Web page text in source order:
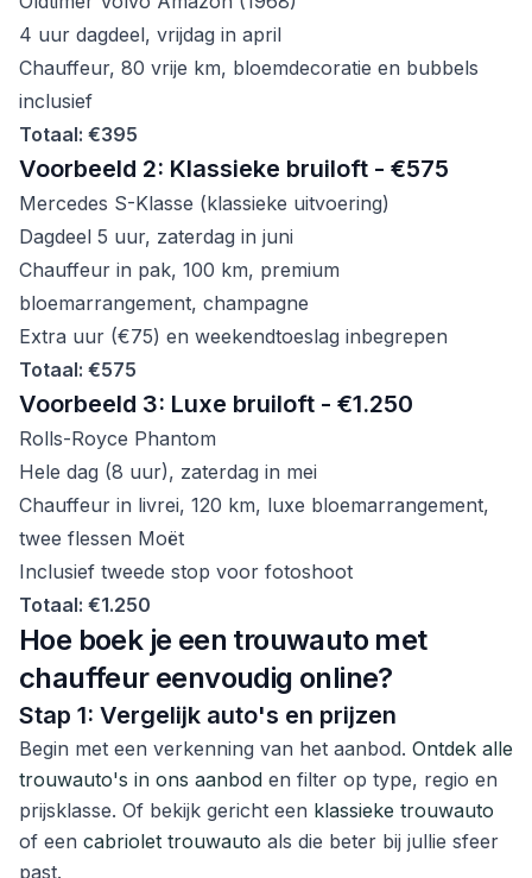
4 uur dagdeel, vrijdag in april
Chauffeur, 80 vrije km, bloemdecoratie en bubbels
inclusief
Totaal: €395
Voorbeeld 2: Klassieke bruiloft - €575
Mercedes S-Klasse (klassieke uitvoering)
Dagdeel 5 uur, zaterdag in juni
Chauffeur in pak, 100 km, premium
bloemarrangement, champagne
Extra uur (€75) en weekendtoeslag inbegrepen
Totaal: €575
Voorbeeld 3: Luxe bruiloft - €1.250
Rolls-Royce Phantom
Hele dag (8 uur), zaterdag in mei
Chauffeur in livrei, 120 km, luxe bloemarrangement,
twee flessen Moët
Inclusief tweede stop voor fotoshoot
Totaal: €1.250
Hoe boek je een trouwauto met
chauffeur eenvoudig online?
Stap 1: Vergelijk auto's en prijzen
Begin met een verkenning van het aanbod. Ontdek alle
trouwauto's in ons aanbod en filter op type, regio en
prijsklasse. Of bekijk gericht een klassieke trouwauto
of een cabriolet trouwauto als die beter bij jullie sfeer
past.